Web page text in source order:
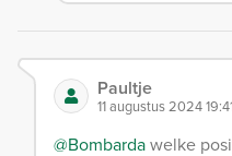
Paultje
11 augustus 2024
@Bombardawelke